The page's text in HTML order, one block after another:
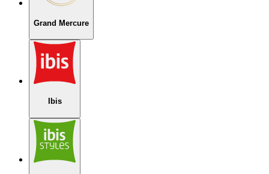
Grand Mercure
Ibis